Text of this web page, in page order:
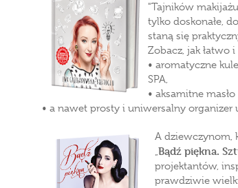
"Tajników
tylko doskonałe,
staną się
Zobacz, jak łatwo
• aromatyczne
SPA,
• aksamitne
• a nawet prosty i uniwersalny organizer
A dziewczynom,
„Bądź piękna.
projektantów,
prawdziwie